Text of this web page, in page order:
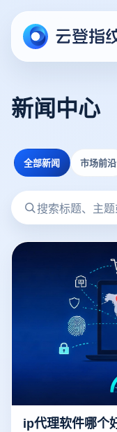
新闻中心
全部新闻 市场前沿